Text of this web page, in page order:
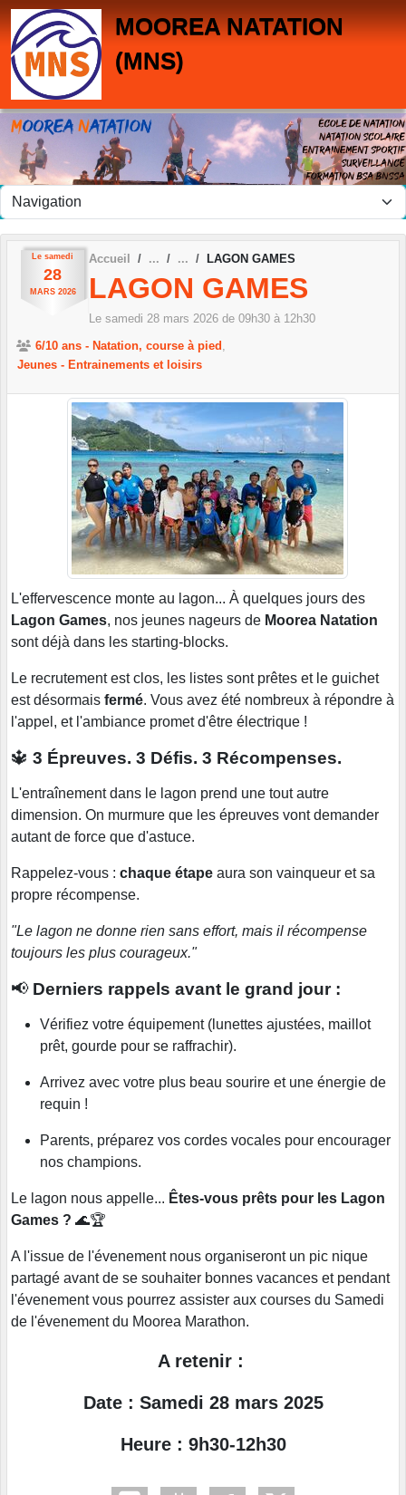
MOOREA NATATION
(MNS)
Le samedi
28
MARS 2026
Accueil LAGON GAMES
LAGON GAMES
Le samedi 28 mars 2026 de 09h30 à 12h30
6/10 ans - Natation, course à pied
Jeunes - Entrainements et loisirs
L'effervescence monte au lagon... À quelques jours des
Lagon Games, nos jeunes nageurs de Moorea Natation
sont déjà dans les starting-blocks.
Le recrutement est clos, les listes sont prêtes et le guichet
est désormais fermé. Vous avez été nombreux à répondre à
l'appel, et l'ambiance promet d'être électrique !
🔱 3 Épreuves. 3 Défis. 3 Récompenses.
L'entraînement dans le lagon prend une tout autre
dimension. On murmure que les épreuves vont demander
autant de force que d'astuce.
Rappelez-vous : chaque étape aura son vainqueur et sa
propre récompense.
"Le lagon ne donne rien sans effort, mais il récompense
toujours les plus courageux."
📢 Derniers rappels avant le grand jour :
Vérifiez votre équipement (lunettes ajustées, maillot
prêt, gourde pour se raffrachir).
Arrivez avec votre plus beau sourire et une énergie de
requin !
Parents, préparez vos cordes vocales pour encourager
nos champions.
Le lagon nous appelle... Êtes-vous prêts pour les Lagon
Games ? 🌊🏆
A l'issue de l'évenement nous organiseront un pic nique
partagé avant de se souhaiter bonnes vacances et pendant
l'évenement vous pourrez assister aux courses du Samedi
de l'évenement du Moorea Marathon.
A retenir :
Date : Samedi 28 mars 2025
Heure : 9h30-12h30
Panneau de gestion des cookies